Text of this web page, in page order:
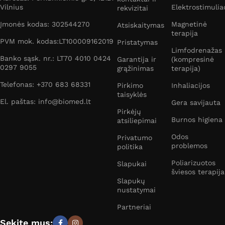
– atpalaiduoja įsitempusius raumenis;
– mažina venų išryškėjimą kojose;
– treniruoja veido raumenis;
– stangrina rankas, kojas, pilvo ar sėdmenų sritį;
Priklausomai nuo elektrostimuliatoriaus rūšies,
Vilnius
Įmonės kodas: 302544270
PVM mok. kodas:LT100009162019
Banko sąsk. nr.: LT70 4010 0424
0297 9055
Telefonas: +370 683 68331
El. paštas: info@biomed.lt
rekvizitai
Atsiskaitymas
Pristatymas
Garantija ir
grąžinimas
Pirkimo
taisyklės
Pirkėjų
atsiliepimai
Privatumo
politika
Slapukai
Slapukų
nustatymai
Partneriai
Magnetinė
terapija
Limfodrenažas
(kompresinė
terapija)
Inhaliacijos
Gera savijauta
Burnos higiena
Odos
problemos
Poliarizuotos
šviesos terapija
Sekite mus: